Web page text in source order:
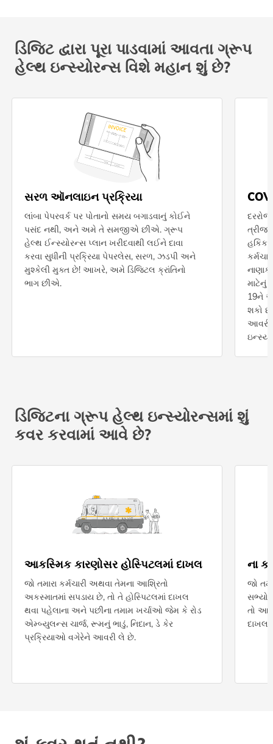
ડિજિટ દ્વારા પૂરા પાડવામાં આવતા ગ્રૂપ
હેલ્થ ઇન્સ્યોરન્સ વિશે મહાન શું છે?
સરળ ઑનલાઇન પ્રક્રિયા
લાંબા પેપરવર્ક પર પોતાનો સમય બગાડવાનું કોઈને
પસંદ નથી, અને અમે તે સમજીએ છીએ. ગ્રૂપ
હેલ્થ ઈન્સ્યોરન્સ પ્લાન ખરીદવાથી લઈને દાવા
કરવા સુધીની પ્રક્રિયા પેપરલેસ, સરળ, ઝડપી અને
મુશ્કેલી મુક્ત છે! આખરે, અમે ડિજિટલ ક્રાંતિનો
ભાગ છીએ.
માટેનું
19ને
શકો
આવરી
ડિજિટના ગ્રૂપ હેલ્થ ઇન્સ્યોરન્સમાં શું
કવર કરવામાં આવે છે?
આકસ્મિક કારણોસર હોસ્પિટલમાં દાખલ
જો તમારા કર્મચારી અથવા તેમના આશ્રિતો
અકસ્માતમાં સપડાય છે, તો તે હોસ્પિટલમાં દાખલ
થવા પહેલાના અને પછીના તમામ ખર્ચાઓ જેમ કે રોડ
એમ્બ્યુલન્સ ચાર્જ, રૂમનું ભાડું, નિદાન, ડે કેર
પ્રક્રિયાઓ વગેરેને આવરી લે છે.
ના
જો
તો આ
દાખલ